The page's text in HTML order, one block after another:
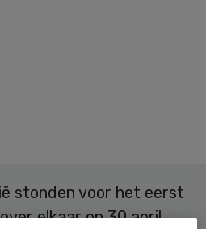
stonden voor het eerst
elkaar op 30 april